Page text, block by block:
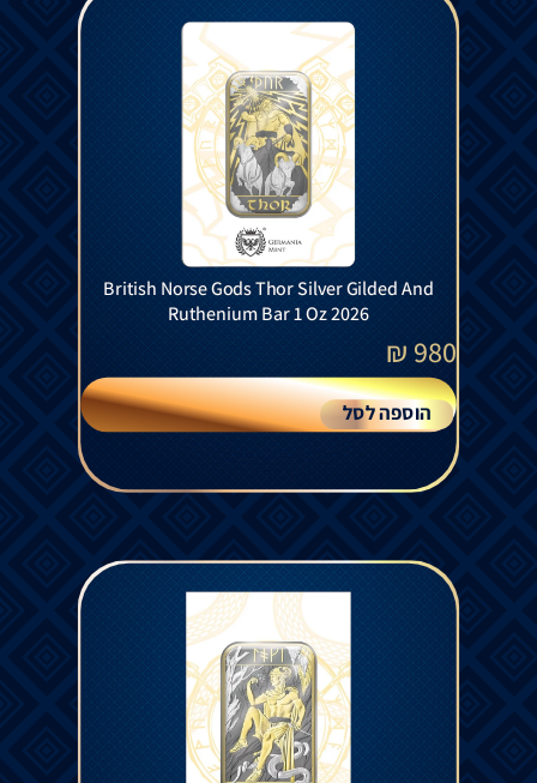
British Norse Gods Thor Silver Gilded And
Ruthenium Bar 1 Oz 2026
980
₪
הוספה לסל